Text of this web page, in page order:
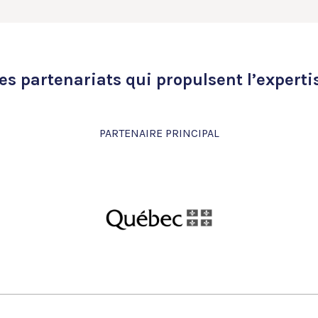
partenariats qui propulsent
PARTENAIRE PRINCIPAL